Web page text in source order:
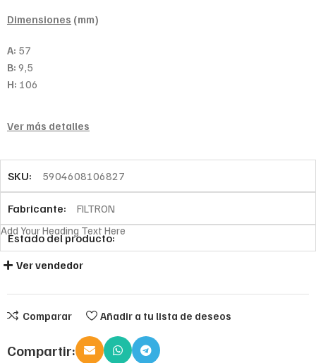
Dimensiones (mm)
A: 57
B: 9,5
H: 106
Ver más detalles
SKU: 5904608106827
Fabricante: FILTRON
Estado del producto:
Add Your Heading Text Here
Ver vendedor
Comparar Añadir a tu lista de deseos
Compartir: